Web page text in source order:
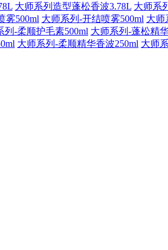
大师系列造型蓬松香波3.78L 大师系
雾500ml 大师系列-开结喷雾500ml 大师
列-柔顺护毛素500ml 大师系列-蓬松精
大师系列-柔顺精华香波250ml 大师